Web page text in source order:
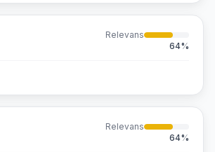
Relevans
64%
Relevans
64%